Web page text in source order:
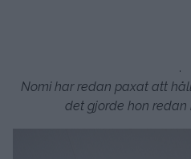
.
Nomi har redan paxat att
det gjorde hon redan